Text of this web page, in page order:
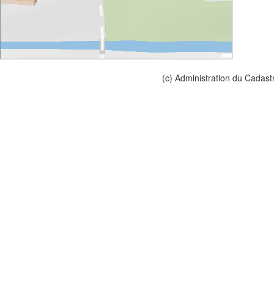
(c) Administration du